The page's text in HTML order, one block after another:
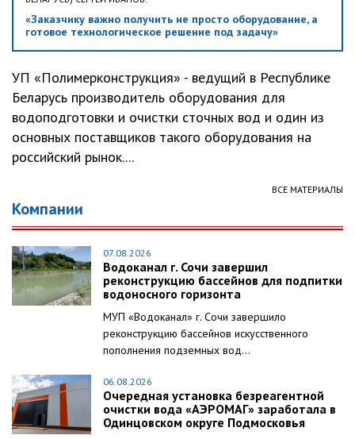
«Заказчику важно получить не просто оборудование, а
готовое технологическое решение под задачу»
УП «Полимерконструкция» - ведущий в Республике
Беларусь производитель оборудования для
водоподготовки и очистки сточных вод и один из
основных поставщиков такого оборудования на
российский рынок....
ВСЕ МАТЕРИАЛЫ
Компании
07.08.2026
Водоканал г. Сочи завершил
реконструкцию бассейнов для подпитки
водоносного горизонта
МУП «Водоканал» г. Сочи завершило
реконструкцию бассейнов искусственного
пополнения подземных вод...
06.08.2026
Очередная установка безреагентной
очистки вода «АЭРОМАГ» заработала в
Одинцовском округе Подмосковья